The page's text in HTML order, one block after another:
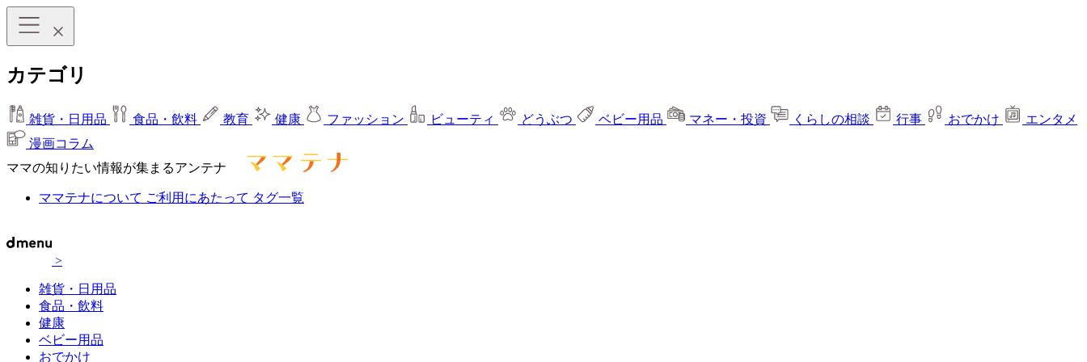
カテゴリ
雑貨・日用品 食品・飲料 教育 健康 ファッション ビューティ どうぶつ ベビー用品 マネー・投資 くらしの相談 行事 おでかけ
エンタメ
漫画コラム
ママの知りたい情報が集まるアンテナ
ママテナについて ご利用にあたって タグ一覧
>
雑貨・日用品
食品・飲料
健康
ベビー用品
おでかけ